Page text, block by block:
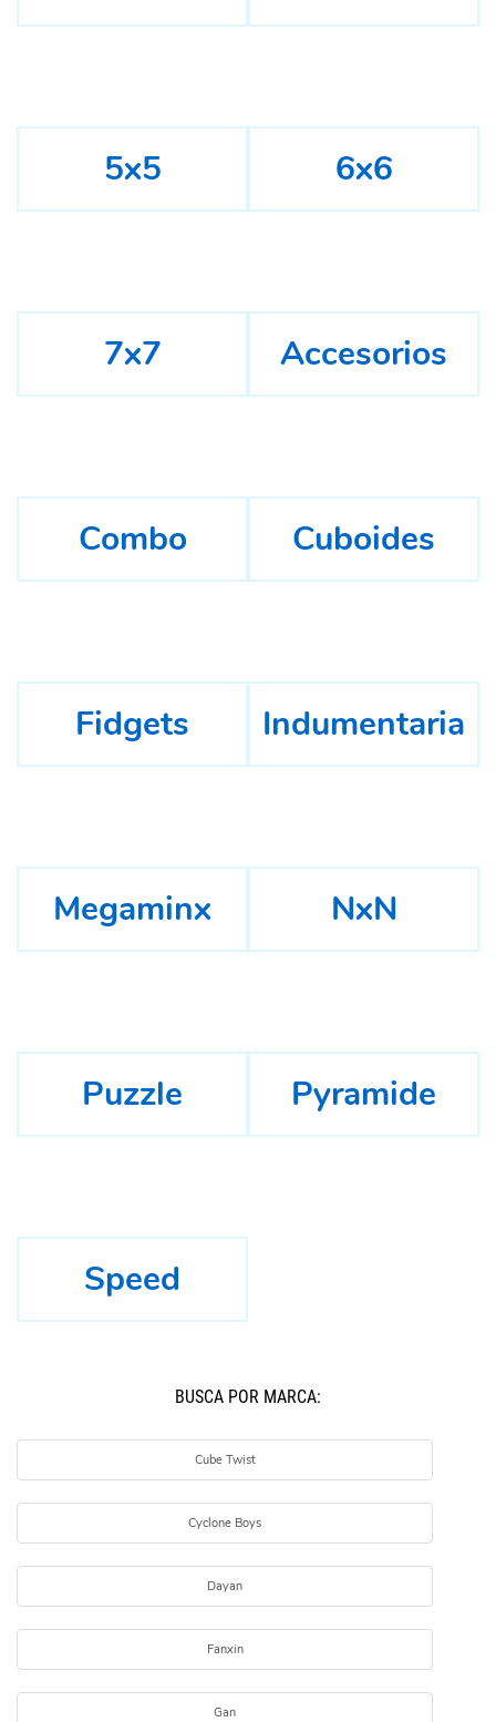
5x5 6x6
7x7 Accesorios
Combo Cuboides
Fidgets Indumentaria
Megaminx NxN
Puzzle Pyramide
Speed
BUSCÁ POR MARCA:
Cube Twist
Cyclone Boys
Dayan
Fanxin
Gan